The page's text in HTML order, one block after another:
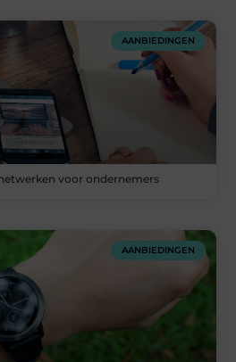
AANBIEDINGEN
voor ondernemers
AANBIEDINGEN